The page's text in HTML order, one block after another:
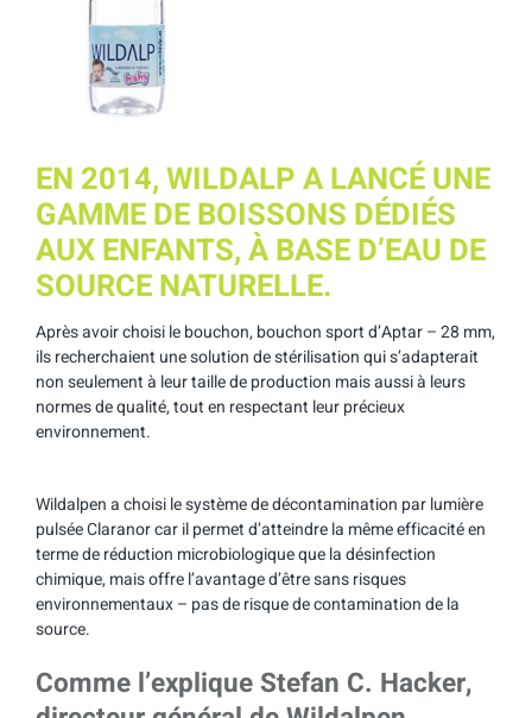
EN 2014, WILDALP A LANCÉ UNE
GAMME DE BOISSONS DÉDIÉS
AUX ENFANTS, À BASE D’EAU DE
SOURCE NATURELLE.
Après avoir choisi le bouchon, bouchon sport d’Aptar – 28 mm,
ils recherchaient une solution de stérilisation qui s’adapterait
non seulement à leur taille de production mais aussi à leurs
normes de qualité, tout en respectant leur précieux
environnement.
Wildalpen a choisi le système de décontamination par lumière
pulsée Claranor car il permet d’atteindre la même efficacité en
terme de réduction microbiologique que la désinfection
chimique, mais offre l’avantage d’être sans risques
environnementaux – pas de risque de contamination de la
source.
Comme l’explique Stefan C. Hacker,